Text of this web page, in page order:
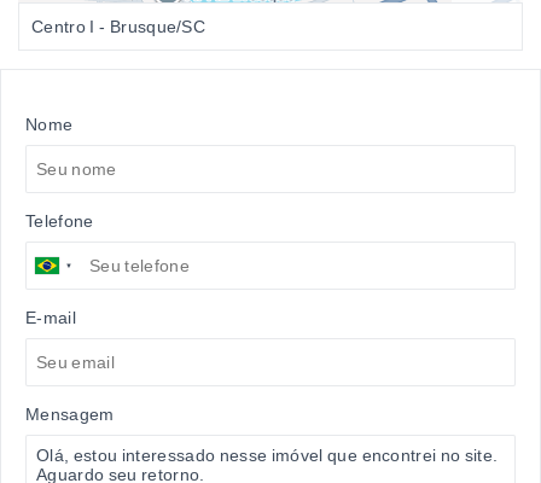
Centro I - Brusque/SC
Nome
Telefone
E-mail
Mensagem